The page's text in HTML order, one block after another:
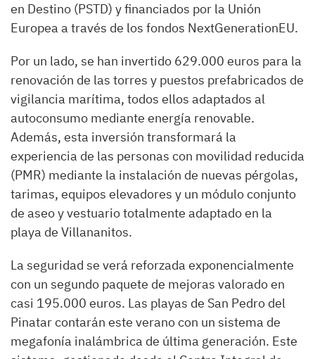
en Destino (PSTD) y financiados por la Unión
Europea a través de los fondos NextGenerationEU.
Por un lado, se han invertido 629.000 euros para la
renovación de las torres y puestos prefabricados de
vigilancia marítima, todos ellos adaptados al
autoconsumo mediante energía renovable.
Además, esta inversión transformará la
experiencia de las personas con movilidad reducida
(PMR) mediante la instalación de nuevas pérgolas,
tarimas, equipos elevadores y un módulo conjunto
de aseo y vestuario totalmente adaptado en la
playa de Villananitos.
La seguridad se verá reforzada exponencialmente
con un segundo paquete de mejoras valorado en
casi 195.000 euros. Las playas de San Pedro del
Pinatar contarán este verano con un sistema de
megafonía inalámbrica de última generación. Este